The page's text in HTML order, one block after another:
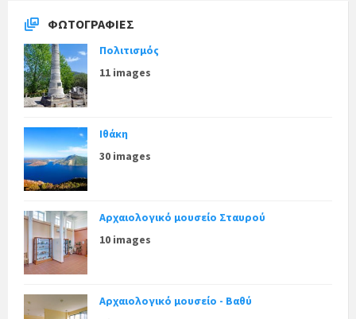
ΦΩΤΟΓΡΑΦΊΕΣ
Πολιτισμός
11 images
Ιθάκη
30 images
Αρχαιολογικό μουσείο Σταυρού
10 images
Αρχαιολογικό μουσείο - Βαθύ